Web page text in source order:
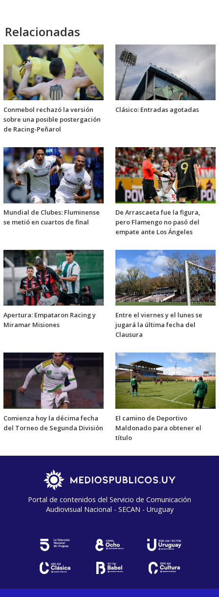
Relacionadas
Conmebol rechazó la versión
sobre una posible postergación
de Racing-Peñarol
Clásico: Entradas agotadas
Mundial de Clubes: Fluminense
se metió en cuartos de final
De Arrascaeta fue la figura,
pero Flamengo no pasó del
empate ante Los Ángeles
Apertura: Empataron Racing y
Miramar Misiones
Entre el viernes y el lunes se
jugará la última fecha del
Clausura
Comienza hoy la décima fecha
del Torneo de Segunda División
El camino de Deportivo
Maldonado para obtener el
título
Portal de contenidos del Servicio de Comunicación
Audiovisual Nacional - SECAN - Uruguay